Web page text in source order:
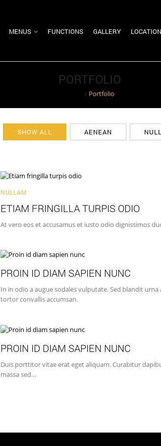
MENUS FUNCTIONS GALLERY LOCATION
PORTFOLIO
/ Portfolio
SHOW ALL AENEAN
NULLAM
ETIAM FRINGILLA TURPIS ODIO
At vero eos et accusamus et iusto odio dignissimos
PROIN ID DIAM SAPIEN NUNC
In in odio a augue sodales vulputate. Sed blandit urna
tortor convallis accumsan.
PROIN ID DIAM SAPIEN NUNC
Duis porttitor vitae erat eget aliquam. Curabitur
massa sed…